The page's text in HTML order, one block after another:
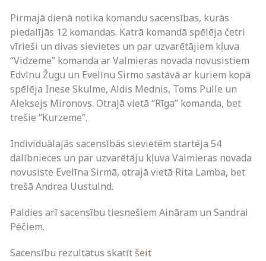
Pirmajā dienā notika komandu sacensības, kurās
piedalījās 12 komandas. Katrā komandā spēlēja četri
vīrieši un divas sievietes un par uzvarētājiem kļuva
“Vidzeme” komanda ar Valmieras novada novusistiem
Edvīnu Žugu un Evelīnu Sirmo sastāvā ar kuriem kopā
spēlēja Inese Skulme, Aldis Mednis, Toms Pulle un
Aleksejs Mironovs. Otrajā vietā “Rīga” komanda, bet
trešie “Kurzeme”.
Individuālajās sacensībās sievietēm startēja 54
dalībnieces un par uzvarētāju kļuva Valmieras novada
novusiste Evelīna Sirmā, otrajā vietā Rita Lamba, bet
trešā Andrea Uustulnd.
Paldies arī sacensību tiesnešiem Aināram un Sandrai
Pēčiem.
Sacensību rezultātus skatītšeit